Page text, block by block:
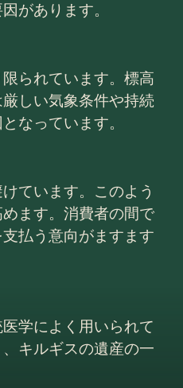
があります。
られています。標高
しい気象条件や持続
なっています。
ています。このよう
ます。消費者の間で
払う意向がますます
学によく用いられて
キルギスの遺産の一